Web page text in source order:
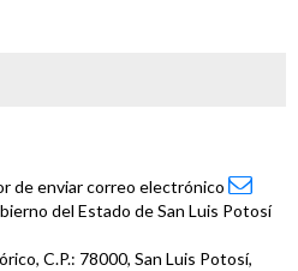
de enviar correo electrónico
del Estado de San Luis Potosí
C.P.: 78000, San Luis Potosí,